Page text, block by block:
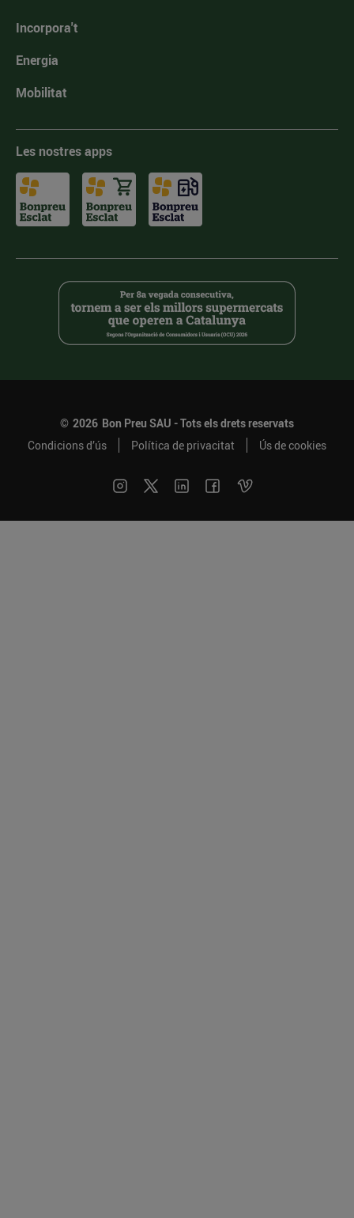
Incorpora't
Energia
Mobilitat
Les nostres apps
© 2026 Bon Preu SAU - Tots els drets reservats
Condicions d’ús
Política de privacitat Ús de cookies